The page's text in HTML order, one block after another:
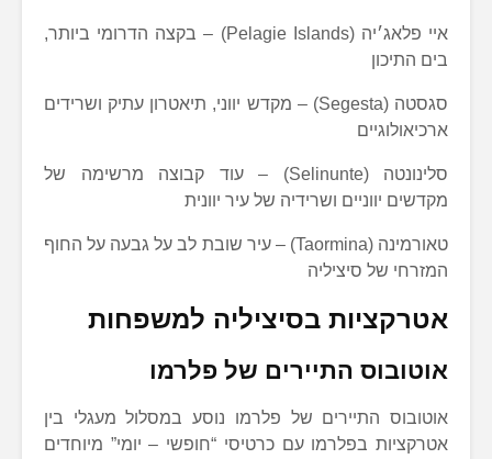
איי פלאג׳יה (Pelagie Islands) – בקצה הדרומי ביותר,
בים התיכון
סגסטה (Segesta) – מקדש יווני, תיאטרון עתיק ושרידים
ארכיאולוגיים
סלינונטה (Selinunte) – עוד קבוצה מרשימה של
מקדשים יווניים ושרידיה של עיר יוונית
טאורמינה (Taormina) – עיר שובת לב על גבעה על החוף
המזרחי של סיציליה
אטרקציות בסיציליה למשפחות
אוטובוס התיירים של פלרמו
אוטובוס התיירים של פלרמו נוסע במסלול מעגלי בין
אטרקציות בפלרמו עם כרטיסי “חופשי – יומי” מיוחדים